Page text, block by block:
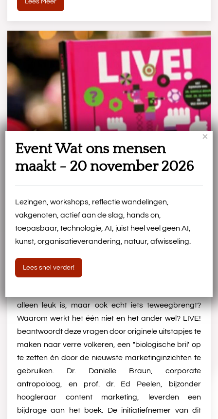
Lees Meer
impact met je evenement
alleen leuk is, maar ook echt iets teweegbrengt?
Waarom werkt het één niet en het ander wel? LIVE!
beantwoordt deze vragen door originele uitstapjes te
maken naar verre volkeren, een "biologische bril' op
te zetten én door de nieuwste marketinginzichten te
gebruiken. Dr. Danielle Braun, corporate
antropoloog, en prof. dr. Ed Peelen, bijzonder
hoogleraar content marketing, leverden een
bijdrage aan het boek. De initiatiefnemer van dit
×
Event Wat ons mensen
maakt - 20 november 2026
Lezingen, workshops, reflectie wandelingen,
vakgenoten, actief aan de slag, hands on,
toepasbaar, technologie, AI, juist heel veel geen AI,
kunst, organisatieverandering, natuur, afwisseling.
Lees snel verder!